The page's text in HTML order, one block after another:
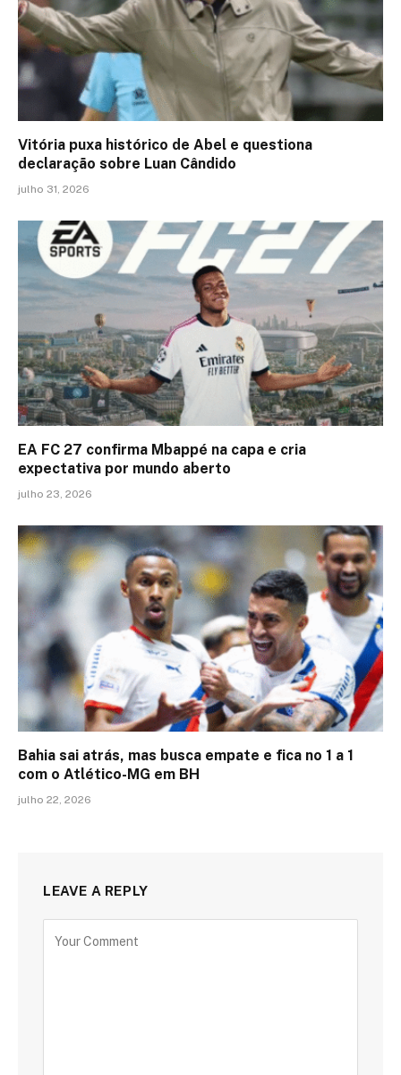
Vitória puxa histórico de Abel e questiona
declaração sobre Luan Cândido
julho 31, 2026
EA FC 27 confirma Mbappé na capa e cria
expectativa por mundo aberto
julho 23, 2026
Bahia sai atrás, mas busca empate e fica no 1 a 1
com o Atlético-MG em BH
julho 22, 2026
LEAVE A REPLY